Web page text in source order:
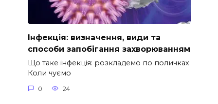
Інфекція: визначення, види та
способи запобігання захворюванням
Що таке інфекція: розкладемо по поличках
Коли чуємо
0 24